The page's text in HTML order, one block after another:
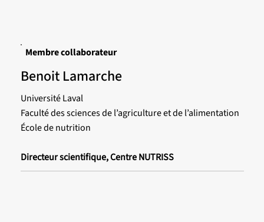
Membre collaborateur
Benoit Lamarche
Université Laval
Faculté des sciences de l’agriculture et de l’alimentation
École de nutrition
Directeur scientifique, Centre NUTRISS